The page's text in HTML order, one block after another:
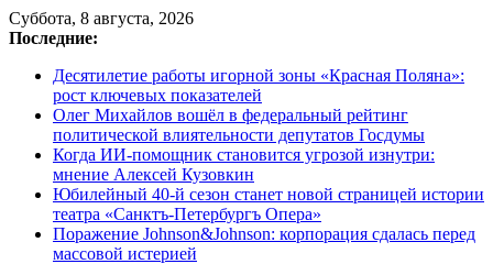
Перейти
к
Суббота, 8 августа, 2026
Последние:
Десятилетие работы игорной зоны «Красная Поляна»:
рост ключевых показателей
Олег Михайлов вошёл в федеральный рейтинг
политической влиятельности депутатов Госдумы
Когда ИИ-помощник становится угрозой изнутри:
мнение Алексей Кузовкин
Юбилейный 40-й сезон станет новой страницей истории
театра «Санктъ-Петербургъ Опера»
Поражение Johnson&Johnson: корпорация сдалась перед
массовой истерией